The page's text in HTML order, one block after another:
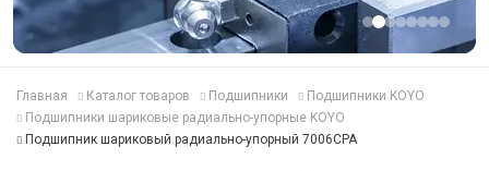
Главная Каталог товаров Подшипники
Подшипники KOYO
Подшипники шариковые радиально-упорные KOYO
Подшипник шариковый радиально-упорный 7006CPA